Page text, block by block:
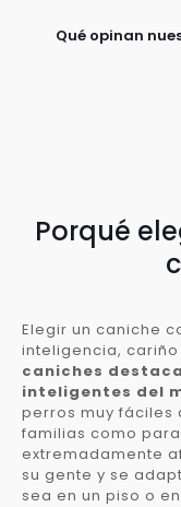
Qué opinan
Porqué
Elegir un caniche
inteligencia,
caniches
inteligentes del
perros muy fáciles
familias como
extremadamente
su gente y se
sea en un piso o